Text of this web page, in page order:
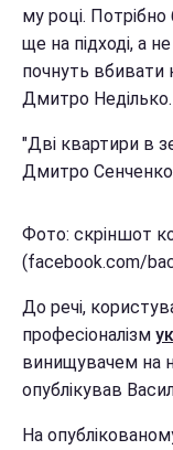
му році.
ще на підході, а
почнуть вбивати
Дмитро Неділько.
"Дві квартири в
Дмитро
Фото: скріншот
(facebook.com/
До речі,
професіоналізм
винищувачем на
опублікував
На